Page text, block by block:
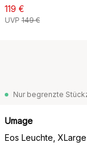
119 €
UVP 149 €
Umage
Eos Leuchte,